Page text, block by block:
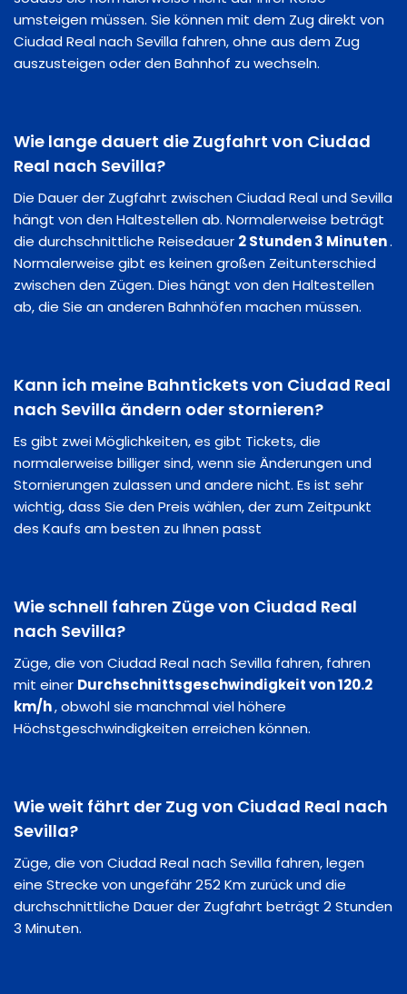
umsteigen müssen. Sie können mit dem Zug direkt von
Ciudad Real nach Sevilla fahren, ohne aus dem Zug
auszusteigen oder den Bahnhof zu wechseln.
Wie lange dauert die Zugfahrt von Ciudad
Real nach Sevilla?
Die Dauer der Zugfahrt zwischen Ciudad Real und Sevilla
hängt von den Haltestellen ab. Normalerweise beträgt
die durchschnittliche Reisedauer 2 Stunden 3 Minuten.
Normalerweise gibt es keinen großen Zeitunterschied
zwischen den Zügen. Dies hängt von den Haltestellen
ab, die Sie an anderen Bahnhöfen machen müssen.
Kann ich meine Bahntickets von Ciudad Real
nach Sevilla ändern oder stornieren?
Es gibt zwei Möglichkeiten, es gibt Tickets, die
normalerweise billiger sind, wenn sie Änderungen und
Stornierungen zulassen und andere nicht. Es ist sehr
wichtig, dass Sie den Preis wählen, der zum Zeitpunkt
des Kaufs am besten zu Ihnen passt
Wie schnell fahren Züge von Ciudad Real
nach Sevilla?
Züge, die von Ciudad Real nach Sevilla fahren, fahren
mit einer Durchschnittsgeschwindigkeit von 120.2
km/h, obwohl sie manchmal viel höhere
Höchstgeschwindigkeiten erreichen können.
Wie weit fährt der Zug von Ciudad Real nach
Sevilla?
Züge, die von Ciudad Real nach Sevilla fahren, legen
eine Strecke von ungefähr 252 Km zurück und die
durchschnittliche Dauer der Zugfahrt beträgt 2 Stunden
3 Minuten.